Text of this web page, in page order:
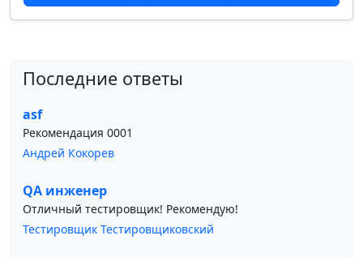
Последние ответы
asf
Рекомендация 0001
Андрей Кокорев
QA инженер
Отличный тестировщик! Рекомендую!
Тестировщик Тестировщиковский